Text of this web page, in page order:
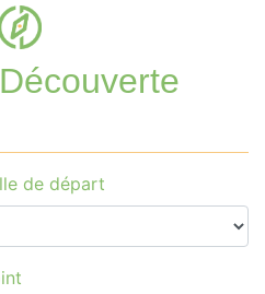
Découverte
de départ